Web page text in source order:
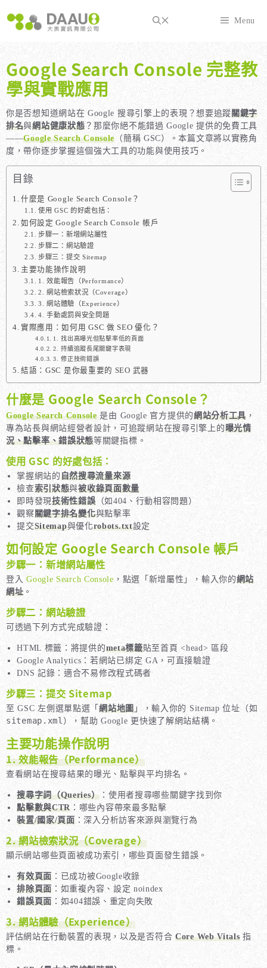
至
內
容
Menu
Google Search Console 完整教
學與實戰應用
你是否想知道網站在 Google 搜尋引擎上的表現？想要追蹤關鍵字
排名與網站健康狀態 ？那麼你絕不能錯過 Google 提供的免費工具
——Google Search Console （簡稱 GSC）。本篇文章將以實務角
度，帶你逐步掌握這個強大工具的功能與使用技巧。
目錄
什麼是 Google Search Console？
使用 GSC 的好處包括：
如何設定 Google Search Console 帳戶
步驟一：新增網站屬性
步驟二：網站驗證
步驟三：提交 Sitemap
主要功能操作說明
1. 效能報告（Performance）
2. 網站檢索狀況（Coverage）
3. 網站體驗（Experience）
4. 手動處罰與安全問題
實際應用：如何用 GSC 做 SEO 優化？
1. 找出高曝光但點擊率低的頁面
2. 持續追蹤長尾關鍵字表現
3. 修正技術錯誤
結語：GSC 是你最重要的 SEO 武器
什麼是 Google Search Console？
Google Search Console是由 Google 官方提供的網站分析工具 ，
專為站長與網站經營者設計，可追蹤網站在搜尋引擎上的曝光情
況、點擊率、錯誤狀態等關鍵指標。
使用 GSC 的好處包括：
掌握網站的自然搜尋流量來源
檢查索引狀態與被收錄頁面數量
即時發現技術性錯誤（如404、行動相容問題）
觀察關鍵字排名變化與點擊率
提交Sitemap與優化robots.txt設定
如何設定 Google Search Console 帳戶
步驟一：新增網站屬性
登入Google Search Console ，點選「新增屬性」，輸入你的網站
網址 。
步驟二：網站驗證
可透過下列方式完成驗證：
HTML 標籤：將提供的meta標籤貼至首頁 <head> 區段
Google Analytics：若網站已綁定 GA，可直接驗證
DNS 記錄：適合不易修改程式碼者
步驟三：提交 Sitemap
至 GSC 左側選單點選「網站地圖」，輸入你的 Sitemap 位址（如
sitemap.xml ），幫助 Google 更快速了解網站結構。
主要功能操作說明
1. 效能報告（Performance）
查看網站在搜尋結果的曝光、點擊與平均排名。
搜尋字詞（Queries） ：使用者搜尋哪些關鍵字找到你
點擊數與CTR ：哪些內容帶來最多點擊
裝置/國家/頁面：深入分析訪客來源與瀏覽行為
2. 網站檢索狀況（Coverage）
顯示網站哪些頁面被成功索引，哪些頁面發生錯誤。
有效頁面 ：已成功被Google收錄
排除頁面：如重複內容、設定 noindex
錯誤頁面 ：如404錯誤、重定向失敗
3. 網站體驗（Experience）
評估網站在行動裝置的表現，以及是否符合 Core Web Vitals指
標。